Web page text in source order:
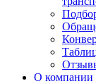
О компании